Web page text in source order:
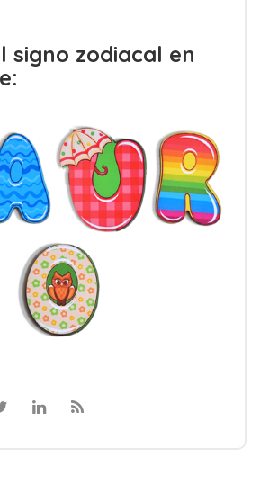
signo zodiacal en